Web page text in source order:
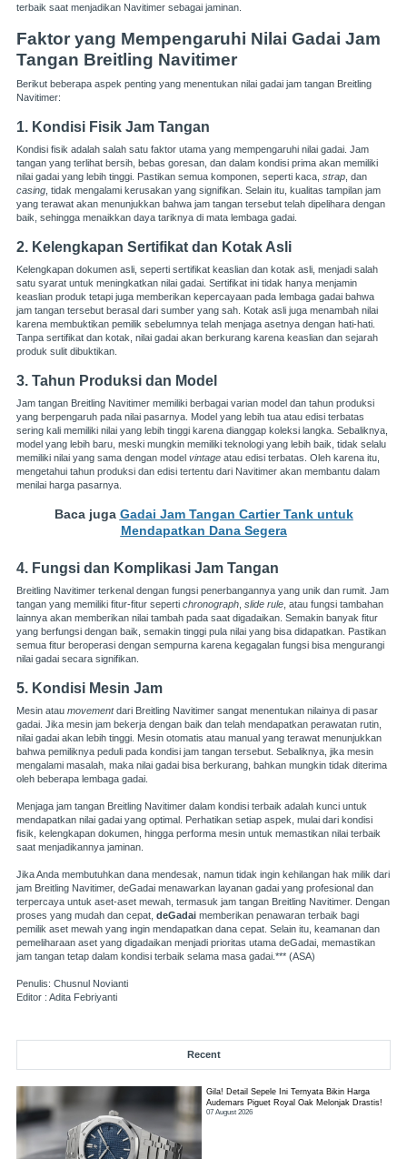
terbaik saat menjadikan Navitimer sebagai jaminan.
Faktor yang Mempengaruhi Nilai Gadai Jam
Tangan Breitling Navitimer
Berikut beberapa aspek penting yang menentukan nilai gadai jam tangan Breitling
Navitimer:
1. Kondisi Fisik Jam Tangan
Kondisi fisik adalah salah satu faktor utama yang mempengaruhi nilai gadai. Jam
tangan yang terlihat bersih, bebas goresan, dan dalam kondisi prima akan memiliki
nilai gadai yang lebih tinggi. Pastikan semua komponen, seperti kaca, strap , dan
casing , tidak mengalami kerusakan yang signifikan. Selain itu, kualitas tampilan jam
yang terawat akan menunjukkan bahwa jam tangan tersebut telah dipelihara dengan
baik, sehingga menaikkan daya tariknya di mata lembaga gadai.
2. Kelengkapan Sertifikat dan Kotak Asli
Kelengkapan dokumen asli, seperti sertifikat keaslian dan kotak asli, menjadi salah
satu syarat untuk meningkatkan nilai gadai. Sertifikat ini tidak hanya menjamin
keaslian produk tetapi juga memberikan kepercayaan pada lembaga gadai bahwa
jam tangan tersebut berasal dari sumber yang sah. Kotak asli juga menambah nilai
karena membuktikan pemilik sebelumnya telah menjaga asetnya dengan hati-hati.
Tanpa sertifikat dan kotak, nilai gadai akan berkurang karena keaslian dan sejarah
produk sulit dibuktikan.
3. Tahun Produksi dan Model
Jam tangan Breitling Navitimer memiliki berbagai varian model dan tahun produksi
yang berpengaruh pada nilai pasarnya. Model yang lebih tua atau edisi terbatas
sering kali memiliki nilai yang lebih tinggi karena dianggap koleksi langka. Sebaliknya,
model yang lebih baru, meski mungkin memiliki teknologi yang lebih baik, tidak selalu
memiliki nilai yang sama dengan model vintage atau edisi terbatas. Oleh karena itu,
mengetahui tahun produksi dan edisi tertentu dari Navitimer akan membantu dalam
menilai harga pasarnya.
Baca juga Gadai Jam Tangan Cartier Tank untuk
Mendapatkan Dana Segera
4. Fungsi dan Komplikasi Jam Tangan
Breitling Navitimer terkenal dengan fungsi penerbangannya yang unik dan rumit. Jam
tangan yang memiliki fitur-fitur seperti chronograph slide rule , atau fungsi tambahan
lainnya akan memberikan nilai tambah pada saat digadaikan. Semakin banyak fitur
yang berfungsi dengan baik, semakin tinggi pula nilai yang bisa didapatkan. Pastikan
semua fitur beroperasi dengan sempurna karena kegagalan fungsi bisa mengurangi
nilai gadai secara signifikan.
5. Kondisi Mesin Jam
Mesin atau movementdari Breitling Navitimer sangat menentukan nilainya di pasar
gadai. Jika mesin jam bekerja dengan baik dan telah mendapatkan perawatan rutin,
nilai gadai akan lebih tinggi. Mesin otomatis atau manual yang terawat menunjukkan
bahwa pemiliknya peduli pada kondisi jam tangan tersebut. Sebaliknya, jika mesin
mengalami masalah, maka nilai gadai bisa berkurang, bahkan mungkin tidak diterima
oleh beberapa lembaga gadai.
Menjaga jam tangan Breitling Navitimer dalam kondisi terbaik adalah kunci untuk
mendapatkan nilai gadai yang optimal. Perhatikan setiap aspek, mulai dari kondisi
fisik, kelengkapan dokumen, hingga performa mesin untuk memastikan nilai terbaik
saat menjadikannya jaminan.
Jika Anda membutuhkan dana mendesak, namun tidak ingin kehilangan hak milik dari
jam Breitling Navitimer, deGadai menawarkan layanan gadai yang profesional dan
terpercaya untuk aset-aset mewah, termasuk jam tangan Breitling Navitimer. Dengan
proses yang mudah dan cepat, deGadai memberikan penawaran terbaik bagi
pemilik aset mewah yang ingin mendapatkan dana cepat. Selain itu, keamanan dan
pemeliharaan aset yang digadaikan menjadi prioritas utama deGadai, memastikan
jam tangan tetap dalam kondisi terbaik selama masa gadai.*** (ASA)
Penulis: Chusnul Novianti
Editor : Adita Febriyanti
Recent
Gila! Detail Sepele Ini Ternyata Bikin Harga
Audemars Piguet Royal Oak Melonjak Drastis!
07 August 2026